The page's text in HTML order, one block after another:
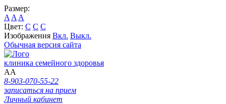
Размер:
A A A
Цвет: C C C
Изображения Вкл. Выкл.
Обычная версия сайта
клиника семейного здоровья
AA
8-903-070-55-22
записаться на прием
Личный кабинет